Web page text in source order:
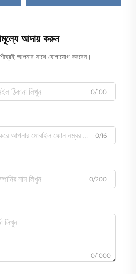
আদায় করুন
আপনার সাথে যোগাযোগ করবেন।
0/100
0/16
0/200
0/1000